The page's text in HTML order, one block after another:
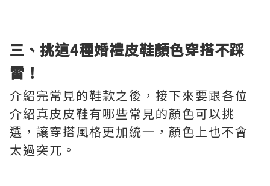
三、挑這4種婚禮皮鞋顏色穿搭不踩
雷！
介紹完常見的鞋款之後，接下來要跟各位
介紹真皮皮鞋有哪些常見的顏色可以挑
選，讓穿搭風格更加統一，顏色上也不會
太過突兀。